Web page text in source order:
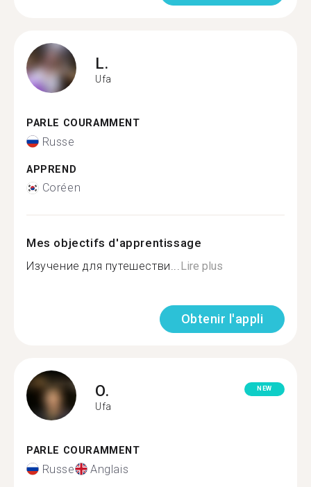
L.
Ufa
PARLE COURAMMENT
Russe
APPREND
Coréen
Mes objectifs d'apprentissage
Изучение для путешестви...Lire plus
Obtenir l'appli
O.
Ufa
NEW
PARLE COURAMMENT
Russe Anglais